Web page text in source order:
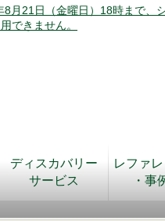
月21日（金曜日）18時まで、
できません。
ディスカバリー
サービス
レファ
・事